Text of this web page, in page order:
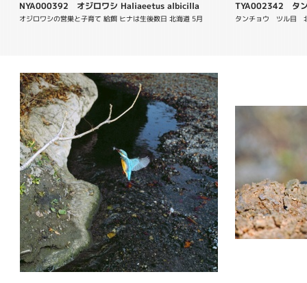
NYA000392 オジロワシ Haliaeetus albicilla
オジロワシの営巣と子育て 給餌 ヒナは生後数日 北海道 5月
TYA002342 タ
タンチョウ　ツル目